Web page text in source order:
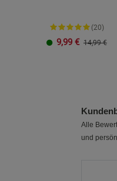
(20)
9,99 € 14,99 €
Alle
und